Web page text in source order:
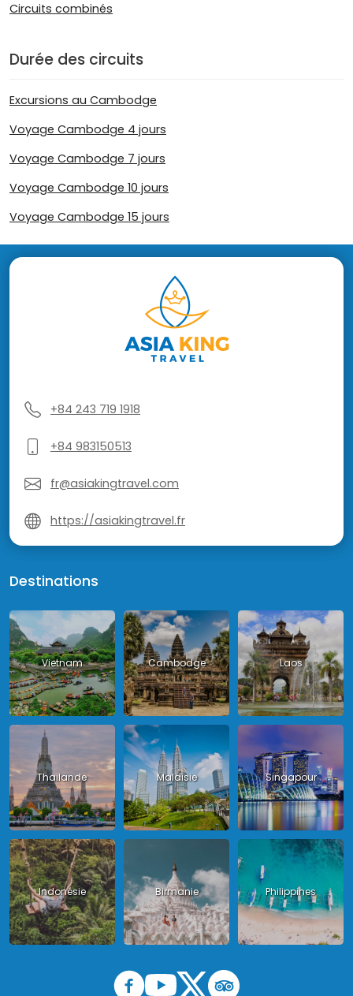
Circuits combinés
Durée des circuits
Excursions au Cambodge
Voyage Cambodge 4 jours
Voyage Cambodge 7 jours
Voyage Cambodge 10 jours
Voyage Cambodge 15 jours
+84 243 719 1918
+84 983150513
fr@asiakingtravel.com
https://asiakingtravel.fr
Destinations
Vietnam Cambodge Laos
Thailande Malaisie Singapour
Indonésie Birmanie Philippines